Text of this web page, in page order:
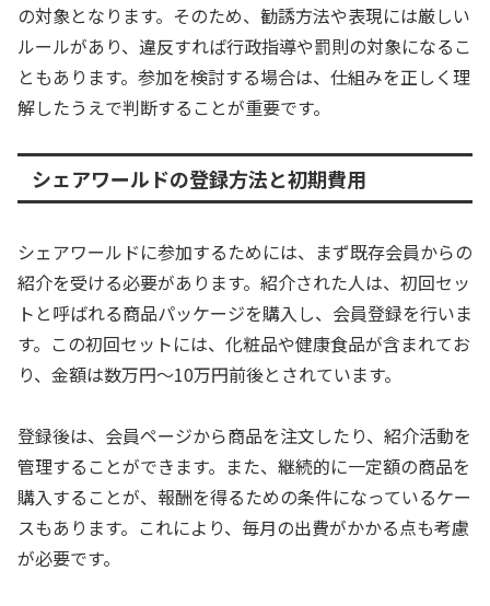
の対象となります。そのため、勧誘方法や表現には厳しい
ルールがあり、違反すれば行政指導や罰則の対象になるこ
ともあります。参加を検討する場合は、仕組みを正しく理
解したうえで判断することが重要です。
シェアワールドの登録方法と初期費用
シェアワールドに参加するためには、まず既存会員からの
紹介を受ける必要があります。紹介された人は、初回セッ
トと呼ばれる商品パッケージを購入し、会員登録を行いま
す。この初回セットには、化粧品や健康食品が含まれてお
り、金額は数万円〜10万円前後とされています。
登録後は、会員ページから商品を注文したり、紹介活動を
管理することができます。また、継続的に一定額の商品を
購入することが、報酬を得るための条件になっているケー
スもあります。これにより、毎月の出費がかかる点も考慮
が必要です。